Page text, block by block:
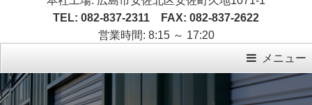
TEL: 082-837-2311 FAX: 082-837-2622
営業時間: 8:15 ～ 17:20
メニュー